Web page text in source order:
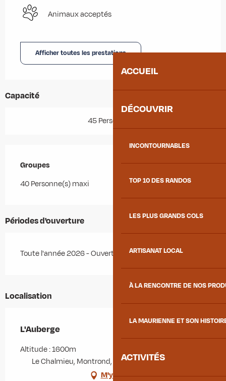
ACCUEIL
DÉCOUVRIR
INCONTOURNABLES
TOP 10 DES RANDOS
LES PLUS GRANDS COLS
ARTISANAT LOCAL
À LA RENCONTRE DE NOS
LA MAURIENNE ET SON
ACTIVITÉS
Animaux acceptés
Afficher toutes les prestations
Capacité
45 Personne(s)
Groupes
Groupes
40 Personne(s) maxi
Périodes d'ouverture
Toute l'année 2026 - Ouvert tous les jours
Localisation
L'Auberge
Altitude : 1600m
Le Chalmieu, Montrond, 73300 Albiez-Montrond
M'y rendre